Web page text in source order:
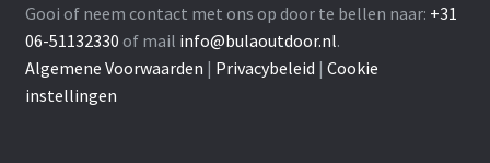
Gooi of neem contact met ons op door te bellen naar: +31
06-51132330 of mail info@bulaoutdoor.nl.
Algemene Voorwaarden | Privacybeleid | Cookie
instellingen